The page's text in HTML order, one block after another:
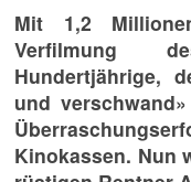
Mit 1,2
Verfilmung
Hundertjährige,
und
Kinokassen. Nun